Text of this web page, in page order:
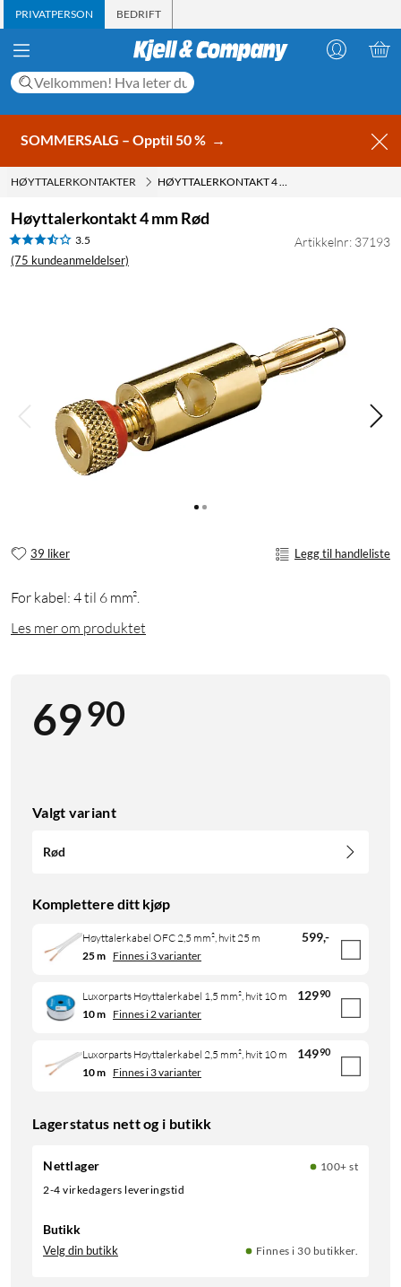
PRIVATPERSON BEDRIFT
SOMMERSALG – Opptil 50 % →
HØYTTALERKONTAKTER HØYTTALERKONTAKT 4 MM RØD
Høyttalerkontakt 4 mm Rød
3.5
(75 kundeanmeldelser)
Artikkelnr: 37193
39 liker Legg til handleliste
For kabel: 4 til 6 mm².
Les mer om produktet
6990
Valgt variant
Rød
Komplettere ditt kjøp
Høyttalerkabel OFC 2,5 mm², hvit 25 m 599,-
25 m Finnes i 3 varianter
Luxorparts Høyttalerkabel 1,5 mm², hvit 10 m 12990
10 m Finnes i 2 varianter
Luxorparts Høyttalerkabel 2,5 mm², hvit 10 m 14990
10 m Finnes i 3 varianter
Lagerstatus nett og i butikk
Nettlager
100+ st
2-4 virkedagers leveringstid
Butikk
Velg din butikk Finnes i 30 butikker.